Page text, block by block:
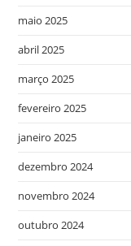
maio 2025
abril 2025
março 2025
fevereiro 2025
janeiro 2025
dezembro 2024
novembro 2024
outubro 2024